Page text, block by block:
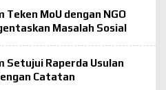
Teken MoU dengan NGO
Masalah Sosial
Setujui Raperda Usulan
Catatan